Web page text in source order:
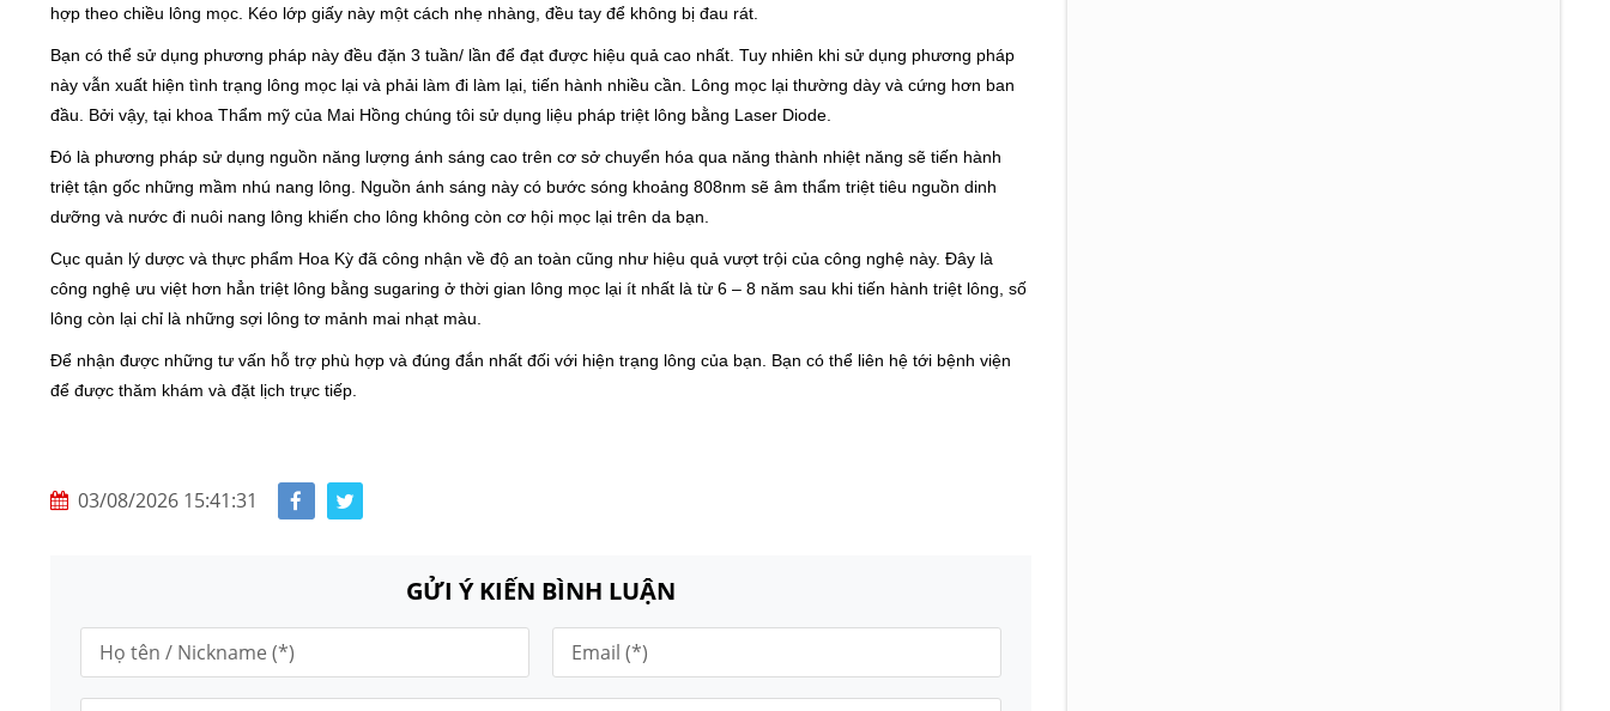
hợp theo chiều lông mọc. Kéo lớp giấy này một cách nhẹ nhàng, đều tay để không bị đau rát.
Bạn có thể sử dụng phương pháp này đều đặn 3 tuần/ lần để đạt được hiệu quả cao nhất. Tuy nhiên khi sử dụng phương pháp
này vẫn xuất hiện tình trạng lông mọc lại và phải làm đi làm lại, tiến hành nhiều cần. Lông mọc lại thường dày và cứng hơn ban
đầu. Bởi vậy, tại khoa Thẩm mỹ của Mai Hồng chúng tôi sử dụng liệu pháp triệt lông bằng Laser Diode.
Đó là phương pháp sử dụng nguồn năng lượng ánh sáng cao trên cơ sở chuyển hóa qua năng thành nhiệt năng sẽ tiến hành
triệt tận gốc những mầm nhú nang lông. Nguồn ánh sáng này có bước sóng khoảng 808nm sẽ âm thẩm triệt tiêu nguồn dinh
dưỡng và nước đi nuôi nang lông khiến cho lông không còn cơ hội mọc lại trên da bạn.
Cục quản lý dược và thực phẩm Hoa Kỳ đã công nhận về độ an toàn cũng như hiệu quả vượt trội của công nghệ này. Đây là
công nghệ ưu việt hơn hẳn triệt lông bằng sugaring ở thời gian lông mọc lại ít nhất là từ 6 – 8 năm sau khi tiến hành triệt lông, số
lông còn lại chỉ là những sợi lông tơ mảnh mai nhạt màu.
Để nhận được những tư vấn hỗ trợ phù hợp và đúng đắn nhất đối với hiện trạng lông của bạn. Bạn có thể liên hệ tới bệnh viện
để được thăm khám và đặt lịch trực tiếp.
03/08/2026 15:41:31
GỬI Ý KIẾN BÌNH LUẬN